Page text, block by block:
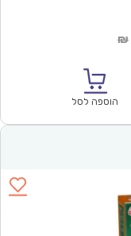
₪
הוספה לסל